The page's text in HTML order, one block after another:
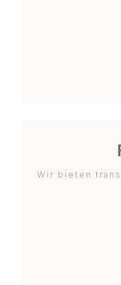
Wir bieten